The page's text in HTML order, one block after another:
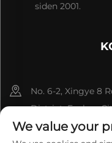
siden 2001.
No. 6-2, Xingye 8
District, Foshan
8618676517177
We value your